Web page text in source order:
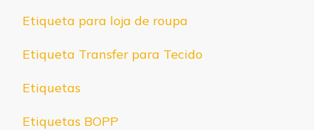
Etiqueta para loja de roupa
Etiqueta Transfer para Tecido
Etiquetas
Etiquetas BOPP